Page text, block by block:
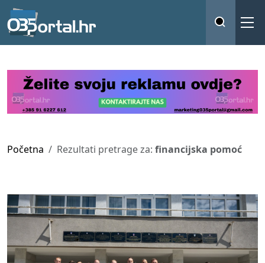
Početna Rezultati pretrage za: financijska pomoć